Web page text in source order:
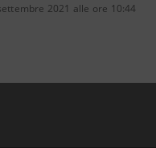
2021 alle ore 10:44